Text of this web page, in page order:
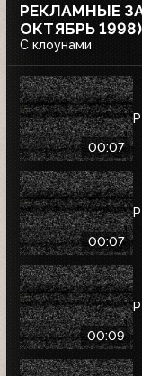
РЕКЛАМНЫЕ
ОКТЯБРЬ 1998)
С клоунами
00:07
00:07
00:09